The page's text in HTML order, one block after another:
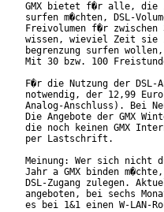
GMX bietet f�r alle, die
surfen m�chten, DSL-
Freivolumen f�r
wissen, wieviel Zeit sie
begrenzung surfen
Mit 30 bzw. 100
F�r die Nutzung der DSL-
notwendig, der 12,99
Analog-Anschluss). Bei
Die Angebote der GMX
die noch keinen GMX
per Lastschrift.
Meinung: Wer sich nicht
Jahr a GMX binden
DSL-Zugang zulegen.
angeboten, bei sechs
es bei 1&1 einen W-LAN-